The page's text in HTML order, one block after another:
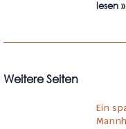
lesen »
Weitere Seiten
Ein